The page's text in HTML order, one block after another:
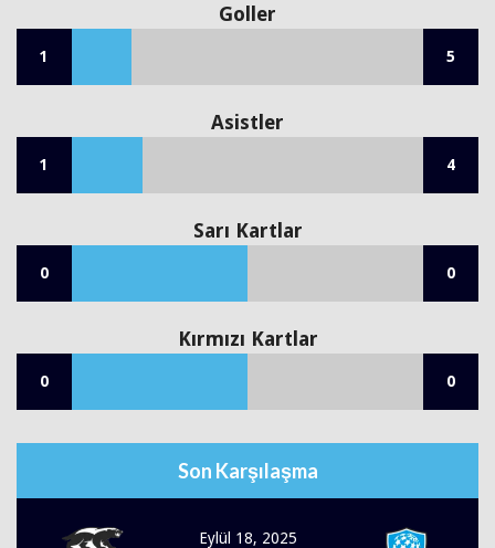
Goller
1 5
Asistler
1 4
Sarı Kartlar
0 0
Kırmızı Kartlar
0 0
Son Karşılaşma
Eylül 18, 2025